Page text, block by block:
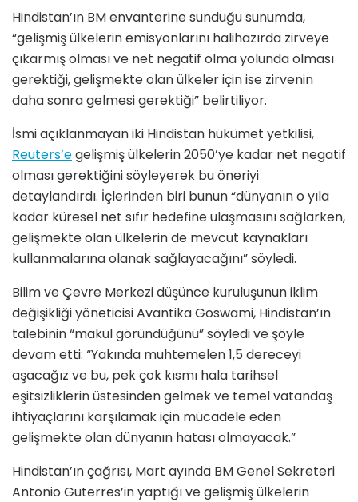
Hindistan’ın BM envanterine sunduğu sunumda,
“gelişmiş ülkelerin emisyonlarını halihazırda zirveye
çıkarmış olması ve net negatif olma yolunda olması
gerektiği, gelişmekte olan ülkeler için ise zirvenin
daha sonra gelmesi gerektiği” belirtiliyor.
İsmi açıklanmayan iki Hindistan hükümet yetkilisi,
Reuters’egelişmiş ülkelerin 2050’ye kadar net negatif
olması gerektiğini söyleyerek bu öneriyi
detaylandırdı. İçlerinden biri bunun “dünyanın o yıla
kadar küresel net sıfır hedefine ulaşmasını sağlarken,
gelişmekte olan ülkelerin de mevcut kaynakları
kullanmalarına olanak sağlayacağını” söyledi.
Bilim ve Çevre Merkezi düşünce kuruluşunun iklim
değişikliği yöneticisi Avantika Goswami, ​​Hindistan’ın
talebinin “makul göründüğünü” söyledi ve şöyle
devam etti: “Yakında muhtemelen 1,5 dereceyi
aşacağız ve bu, pek çok kısmı hala tarihsel
eşitsizliklerin üstesinden gelmek ve temel vatandaş
ihtiyaçlarını karşılamak için mücadele eden
gelişmekte olan dünyanın hatası olmayacak.”
Hindistan’ın çağrısı, Mart ayında BM Genel Sekreteri
Antonio Guterres’in yaptığı ve gelişmiş ülkelerin